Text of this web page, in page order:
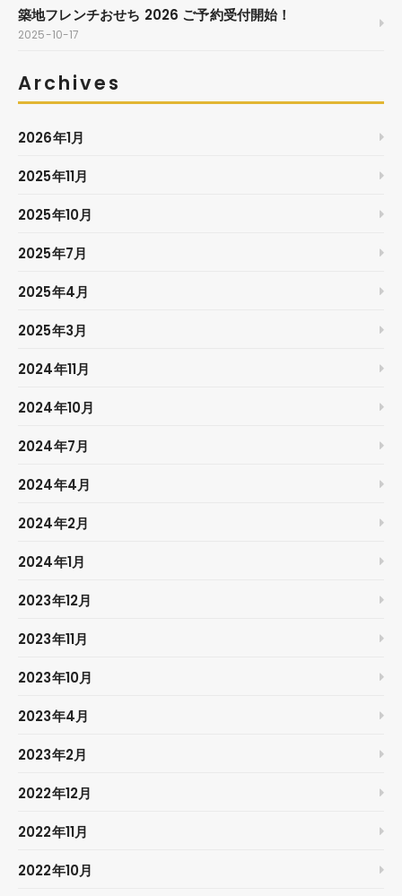
築地フレンチおせち 2026 ご予約受付開始！
2025-10-17
Archives
2026年1月
2025年11月
2025年10月
2025年7月
2025年4月
2025年3月
2024年11月
2024年10月
2024年7月
2024年4月
2024年2月
2024年1月
2023年12月
2023年11月
2023年10月
2023年4月
2023年2月
2022年12月
2022年11月
2022年10月